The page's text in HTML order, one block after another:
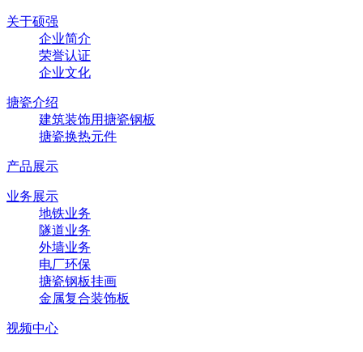
关于硕强
企业简介
荣誉认证
企业文化
搪瓷介绍
建筑装饰用搪瓷钢板
搪瓷换热元件
产品展示
业务展示
地铁业务
隧道业务
外墙业务
电厂环保
搪瓷钢板挂画
金属复合装饰板
视频中心